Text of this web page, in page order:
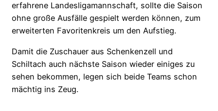
erfahrene Landesligamannschaft, sollte die Saison
ohne große Ausfälle gespielt werden können, zum
erweiterten Favoritenkreis um den Aufstieg.
Damit die Zuschauer aus Schenkenzell und
Schiltach auch nächste Saison wieder einiges zu
sehen bekommen, legen sich beide Teams schon
mächtig ins Zeug.